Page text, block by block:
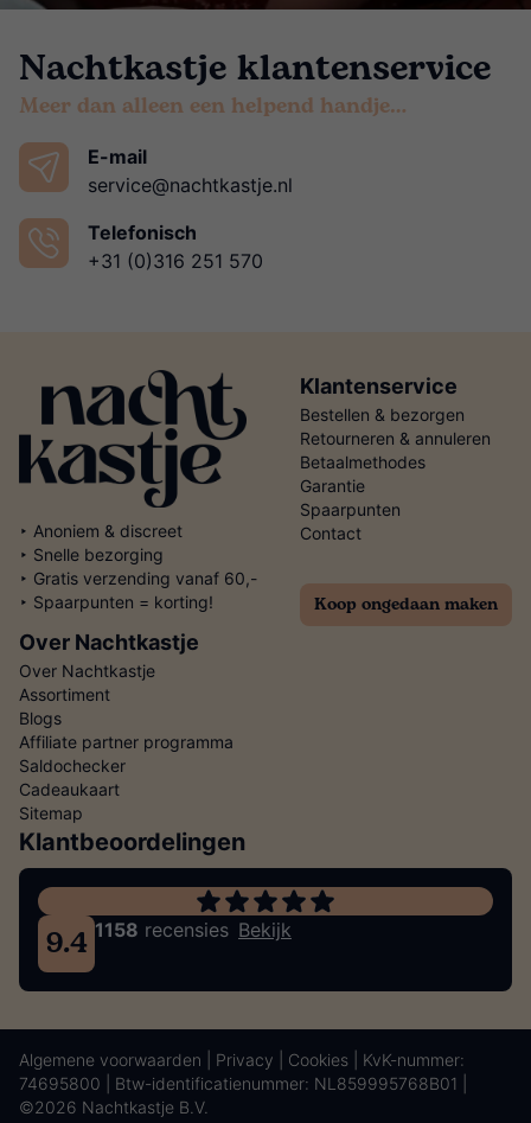
Nachtkastje klantenservice
Meer dan alleen een helpend handje…
E-mail
service@nachtkastje.nl
Telefonisch
+31 (0)316 251 570
‣ Anoniem & discreet
‣ Snelle bezorging
‣ Gratis verzending vanaf 60,-
‣ Spaarpunten = korting!
Klantenservice
Bestellen & bezorgen
Retourneren & annuleren
Betaalmethodes
Garantie
Spaarpunten
Contact
Koop ongedaan maken
Over Nachtkastje
Over Nachtkastje
Assortiment
Blogs
Affiliate partner programma
Saldochecker
Cadeaukaart
Sitemap
Klantbeoordelingen
9.4 1158 recensies Bekijk
Algemene voorwaarden Privacy Cookies | KvK-nummer:
74695800 | Btw-identificatienummer: NL859995768B01 |
©2026 Nachtkastje B.V.